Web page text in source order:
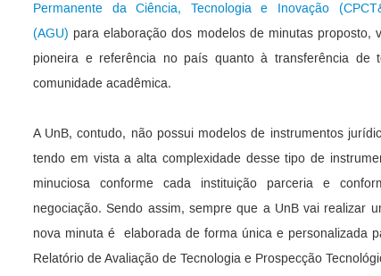
Permanente da Ciência, Tecnologia e Inovação
(AGU) para elaboração dos modelos de minutas proposto,
pioneira e referência no país quanto à transferência de
comunidade acadêmica.
A UnB, contudo, não possui modelos de instrumentos
tendo em vista a alta complexidade desse tipo de
minuciosa conforme cada instituição parceria e
negociação. Sendo assim, sempre que a UnB vai realizar
nova minuta é elaborada de forma única e personalizada
Relatório de Avaliação de Tecnologia e Prospecção